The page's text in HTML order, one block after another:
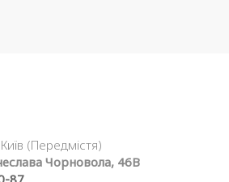
(Передмістя)
Чорновола, 46В